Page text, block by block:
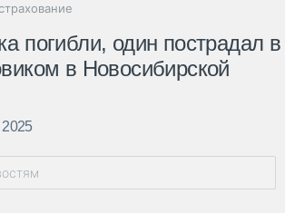
погибли, один пострадал в
в Новосибирской
2025